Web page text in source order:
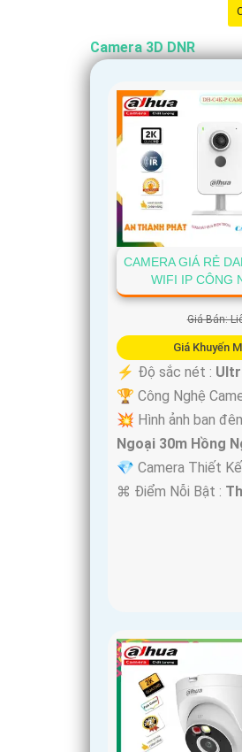
Camera 3D DNR
CAMERA GIÁ RẺ
WIFI IP CÔNG
Giá Bán:
Giá Khuyến
️⚡ Độ sắc nét :
🏆 Công Nghệ
💥 Hình ảnh ban
Ngoại 30m Hồng
💎 Camera Thiết Kế
️⌘ Điểm Nỗi Bật :